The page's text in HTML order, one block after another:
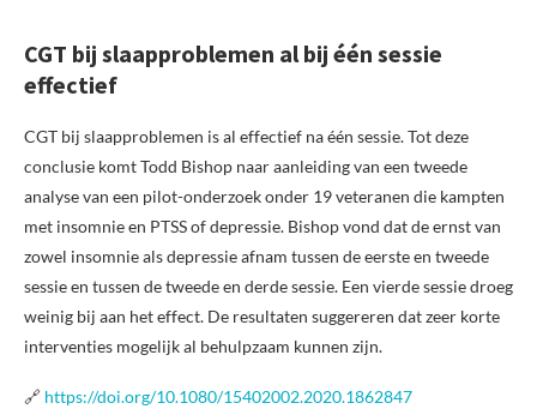
CGT bij slaapproblemen al bij één sessie
effectief
CGT bij slaapproblemen is al effectief na één sessie. Tot deze
conclusie komt Todd Bishop naar aanleiding van een tweede
analyse van een pilot-onderzoek onder 19 veteranen die kampten
met insomnie en PTSS of depressie. Bishop vond dat de ernst van
zowel insomnie als depressie afnam tussen de eerste en tweede
sessie en tussen de tweede en derde sessie. Een vierde sessie droeg
weinig bij aan het effect. De resultaten suggereren dat zeer korte
interventies mogelijk al behulpzaam kunnen zijn.
🔗 https://doi.org/10.1080/15402002.2020.1862847